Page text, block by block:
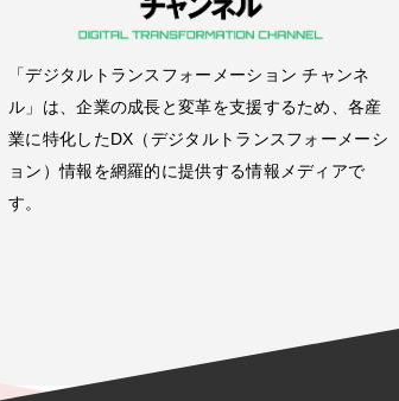
「デジタルトランスフォーメーション チャンネ
ル」は、企業の成長と変革を支援するため、各産
業に特化したDX（デジタルトランスフォーメーシ
ョン）情報を網羅的に提供する情報メディアで
す。